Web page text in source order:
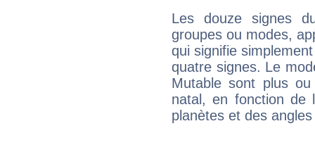
Les douze signes
groupes ou modes,
qui signifie
quatre signes. Le
Mutable sont plus
natal, en fonction de
planètes et des